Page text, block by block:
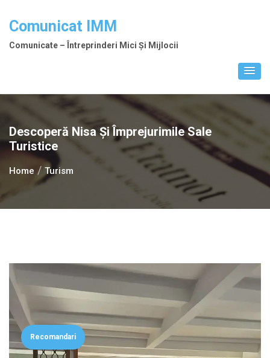
Comunicat IMM
Comunicate – Întreprinderi Mici Și Mijlocii
Descoperă Nisa Și Împrejurimile Sale
Turistice
Home Turism
Recomandari